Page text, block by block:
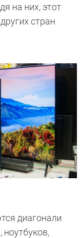
на них, этот
стран
диагонали
ноутбуков,